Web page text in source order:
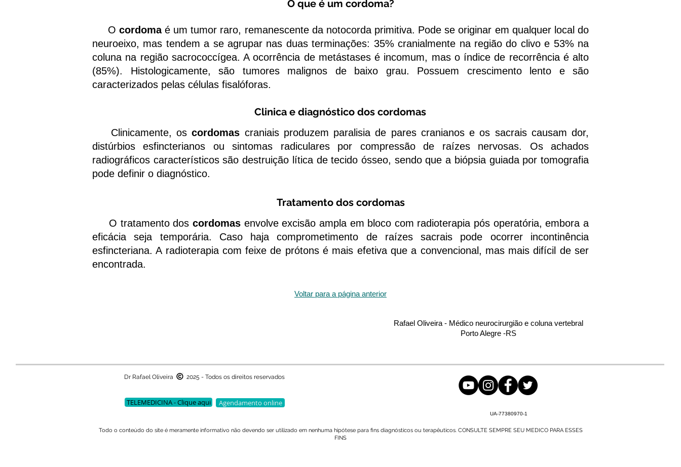
O que é um cordoma?
O cordomaé um tumor raro, remanescente da notocorda primitiva. Pode se originar em qualquer local do
neuroeixo, mas tendem a se agrupar nas duas terminações: 35% cranialmente na região do clivo e 53% na
coluna na região sacrococcígea. A ocorrência de metástases é incomum, mas o índice de recorrência é alto
(85%). Histologicamente, são tumores malignos de baixo grau. Possuem crescimento lento e são
caracterizados pelas células fisalóforas.
Clinica e diagnóstico dos cordomas
Clinicamente, oscordomas craniais produzem paralisia de pares cranianos e os sacrais causam dor,
distúrbios esfincterianos ou sintomas radiculares por compressão de raízes nervosas. Os achados
radiográficos característicos são destruição lítica de tecido ósseo, sendo que a biópsia guiada por tomografia
pode definir o diagnóstico.
Tratamento dos cordomas
O tratamento doscordomas envolve excisão ampla em bloco com radioterapia pós operatória, embora a
eficácia seja temporária. Caso haja comprometimento de raízes sacrais pode ocorrer incontinência
esfincteriana. A radioterapia com feixe de prótons é mais efetiva que a convencional, mas mais difícil de ser
encontrada.
Voltar para a página anterior
Rafael Oliveira - Médico neurocirurgião e coluna vertebral
Porto Alegre -RS
Dr Rafael Oliveira 2025 - Todos os direitos reservados
TELEMEDICINA - Clique aqui Agendamento online
UA-77380970-1
Todo o conteúdo do site é meramente informativo não devendo ser utilizado em nenhuma hipótese para fins diagnósticos ou terapêuticos. CONSULTE SEMPRE SEU MEDICO PARA ESSES
FINS